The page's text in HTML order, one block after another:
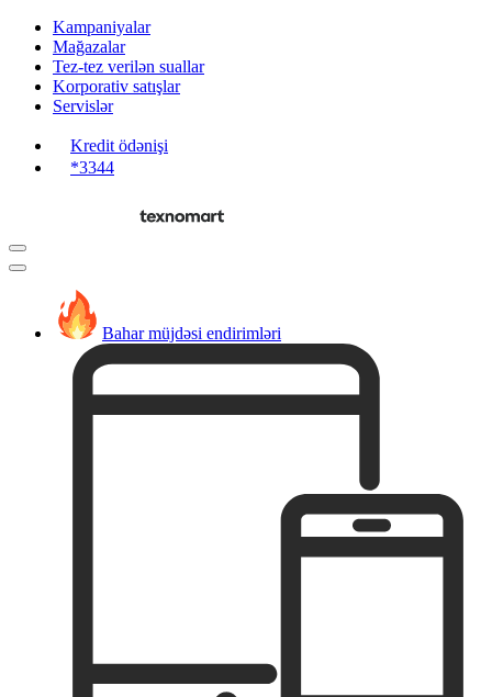
Kampaniyalar
Mağazalar
Tez-tez verilən suallar
Korporativ satışlar
Servislər
Kredit ödənişi
*3344
Bahar müjdəsi endirimləri